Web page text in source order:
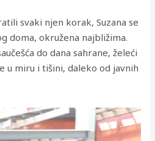
svaki njen korak, Suzana se
doma, okružena najbližima.
do dana sahrane, želeći
u miru i tišini, daleko od javnih